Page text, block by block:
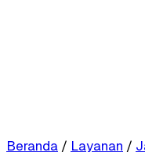
Beranda / Layanan /